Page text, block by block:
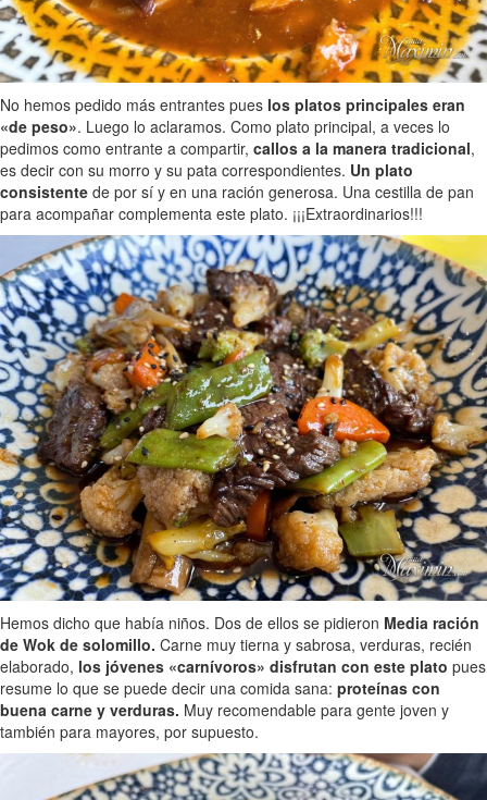
No hemos pedido más entrantes pues los platos principales eran
«de peso». Luego lo aclaramos. Como plato principal, a veces lo
pedimos como entrante a compartir, callos a la manera tradicional,
es decir con su morro y su pata correspondientes. Un plato
consistente de por sí y en una ración generosa. Una cestilla de pan
para acompañar complementa este plato. ¡¡¡Extraordinarios!!!
Hemos dicho que había niños. Dos de ellos se pidieron Media ración
de Wok de solomillo. Carne muy tierna y sabrosa, verduras, recién
elaborado, los jóvenes «carnívoros» disfrutan con este plato pues
resume lo que se puede decir una comida sana: proteínas con
buena carne y verduras. Muy recomendable para gente joven y
también para mayores, por supuesto.